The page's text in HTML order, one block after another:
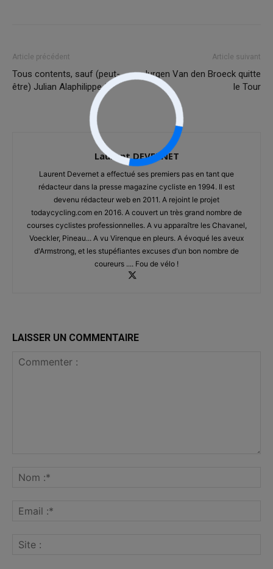
Article précédent
Tous contents, sauf (peut-
être) Julian Alaphilippe !
Article suivant
Jurgen Van den Broeck quitte
le Tour
Laurent DEVERNET
Laurent Devernet a effectué ses premiers pas en tant que
rédacteur dans la presse magazine cycliste en 1994. Il est
devenu rédacteur web en 2011. A rejoint le projet
todaycycling.com en 2016. A couvert un très grand nombre de
courses cyclistes professionnelles. A vu apparaître les Chavanel,
Voeckler, Pineau... A vu Virenque en pleurs. A évoqué les aveux
d'Armstrong, et les stupéfiantes excuses d'un bon nombre de
coureurs .... Fou de vélo !
LAISSER UN COMMENTAIRE